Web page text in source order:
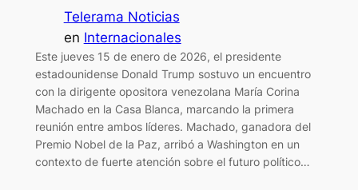
Telerama Noticias
en Internacionales
Este jueves 15 de enero de 2026, el presidente
estadounidense Donald Trump sostuvo un encuentro
con la dirigente opositora venezolana María Corina
Machado en la Casa Blanca, marcando la primera
reunión entre ambos líderes. Machado, ganadora del
Premio Nobel de la Paz, arribó a Washington en un
contexto de fuerte atención sobre el futuro político…